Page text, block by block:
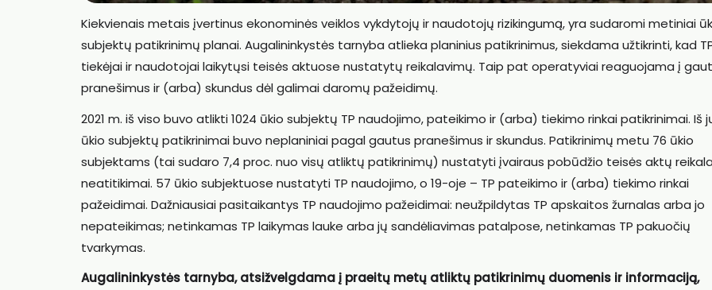
Kiekvienais metais įvertinus ekonominės veiklos vykdytojų ir naudotojų rizikingumą, yra sudaromi metiniai
subjektų patikrinimų planai. Augalininkystės tarnyba atlieka planinius patikrinimus, siekdama užtikrinti, kad
tiekėjai ir naudotojai laikytųsi teisės aktuose nustatytų reikalavimų. Taip pat operatyviai reaguojama į
pranešimus ir (arba) skundus dėl galimai daromų pažeidimų.
2021 m. iš viso buvo atlikti 1024 ūkio subjektų TP naudojimo, pateikimo ir (arba) tiekimo rinkai patikrinimai. Iš
ūkio subjektų patikrinimai buvo neplaniniai pagal gautus pranešimus ir skundus. Patikrinimų metu 76 ūkio
subjektams (tai sudaro 7,4 proc. nuo visų atliktų patikrinimų) nustatyti įvairaus pobūdžio teisės aktų
neatitikimai. 57 ūkio subjektuose nustatyti TP naudojimo, o 19-oje – TP pateikimo ir (arba) tiekimo rinkai
pažeidimai. Dažniausiai pasitaikantys TP naudojimo pažeidimai: neužpildytas TP apskaitos žurnalas arba jo
nepateikimas; netinkamas TP laikymas lauke arba jų sandėliavimas patalpose, netinkamas TP pakuočių
tvarkymas.
Augalininkystės tarnyba, atsižvelgdama į praeitų metų atliktų patikrinimų duomenis ir informaciją,